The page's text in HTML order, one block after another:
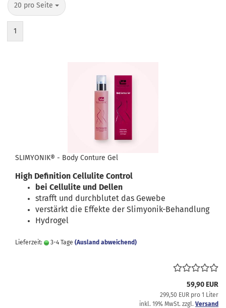
20 pro Seite
pro Seite
1
SLIMYONIK® - Body Conture Gel
High Definition Cellulite Control
bei Cellulite und Dellen
strafft und durchblutet das Gewebe
verstärkt die Effekte der Slimyonik-Behandlung
Hydrogel
Lieferzeit: 3-4 Tage (Ausland abweichend)
59,90 EUR
299,50 EUR pro 1 Liter
inkl. 19% MwSt. zzgl. Versand